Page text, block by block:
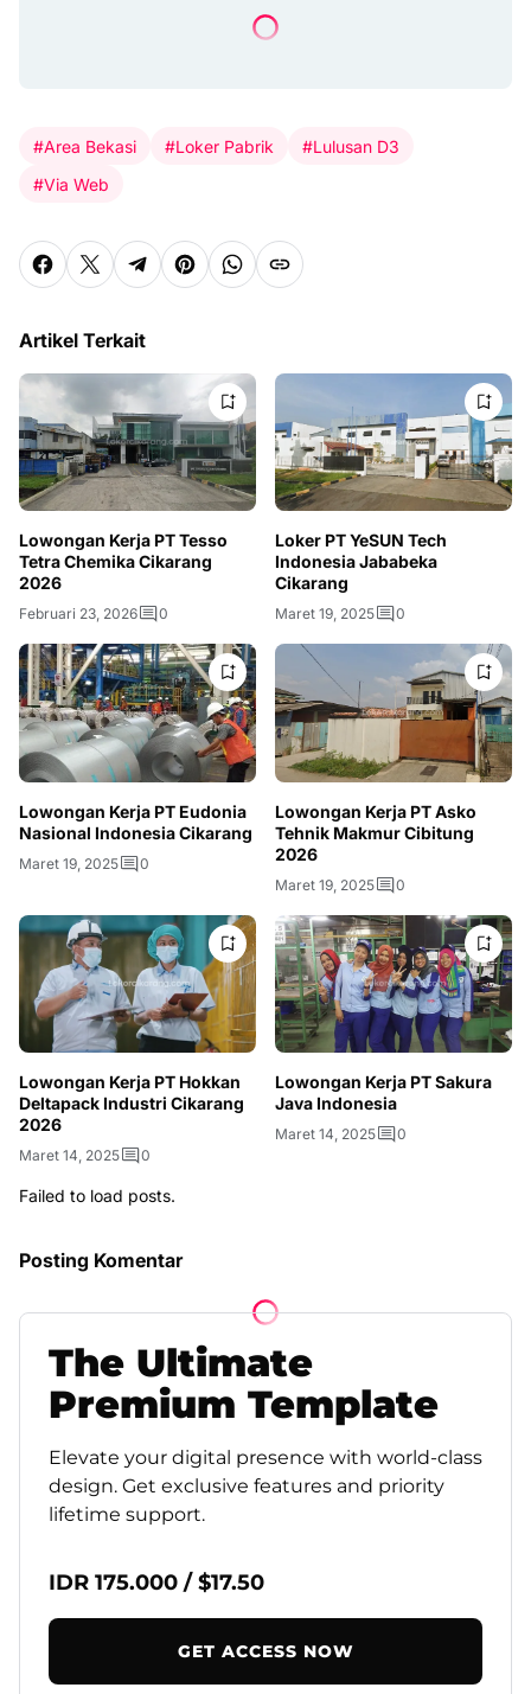
#Area Bekasi #Loker Pabrik
#Lulusan D3
#Via Web
Artikel Terkait
Lowongan Kerja PT Tesso
Tetra Chemika Cikarang
2026
Februari 23, 2026 0
Loker PT YeSUN Tech
Indonesia Jababeka
Cikarang
Maret 19, 2025 0
Lowongan Kerja PT Eudonia
Nasional Indonesia Cikarang
Maret 19, 2025 0
Lowongan Kerja PT Asko
Tehnik Makmur Cibitung
2026
Maret 19, 2025 0
Lowongan Kerja PT Hokkan
Deltapack Industri Cikarang
2026
Maret 14, 2025 0
Lowongan Kerja PT Sakura
Java Indonesia
Maret 14, 2025 0
Failed to load posts.
Posting Komentar
The Ultimate
Premium Template
Elevate your digital presence with world-class
design. Get exclusive features and priority
lifetime support.
IDR 175.000 / $17.50
GET ACCESS NOW